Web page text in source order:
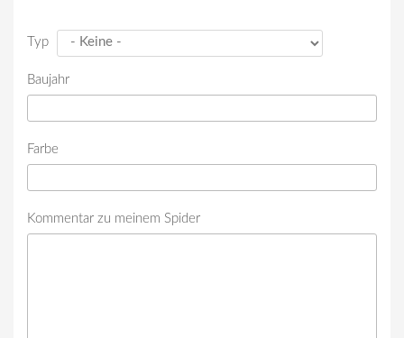
Typ
Baujahr
Farbe
Kommentar zu meinem Spider